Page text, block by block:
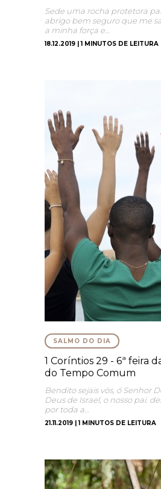
Sede uma rocha protetora
abrigo bem seguro que me
a minha força e…
18.12.2019 | 1 MINUTOS DE LEITURA
SALMO DO DIA
1 Coríntios 29 - 6ª feira
do Tempo Comum
Bendito sejais vós, ó Senhor
Deus de Israel, o nosso pai.
por toda a…
21.11.2019 | 1 MINUTOS DE LEITURA